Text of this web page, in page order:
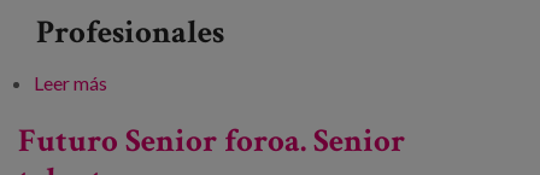
Profesionales
Leer más
Futuro Senior foroa. Senior